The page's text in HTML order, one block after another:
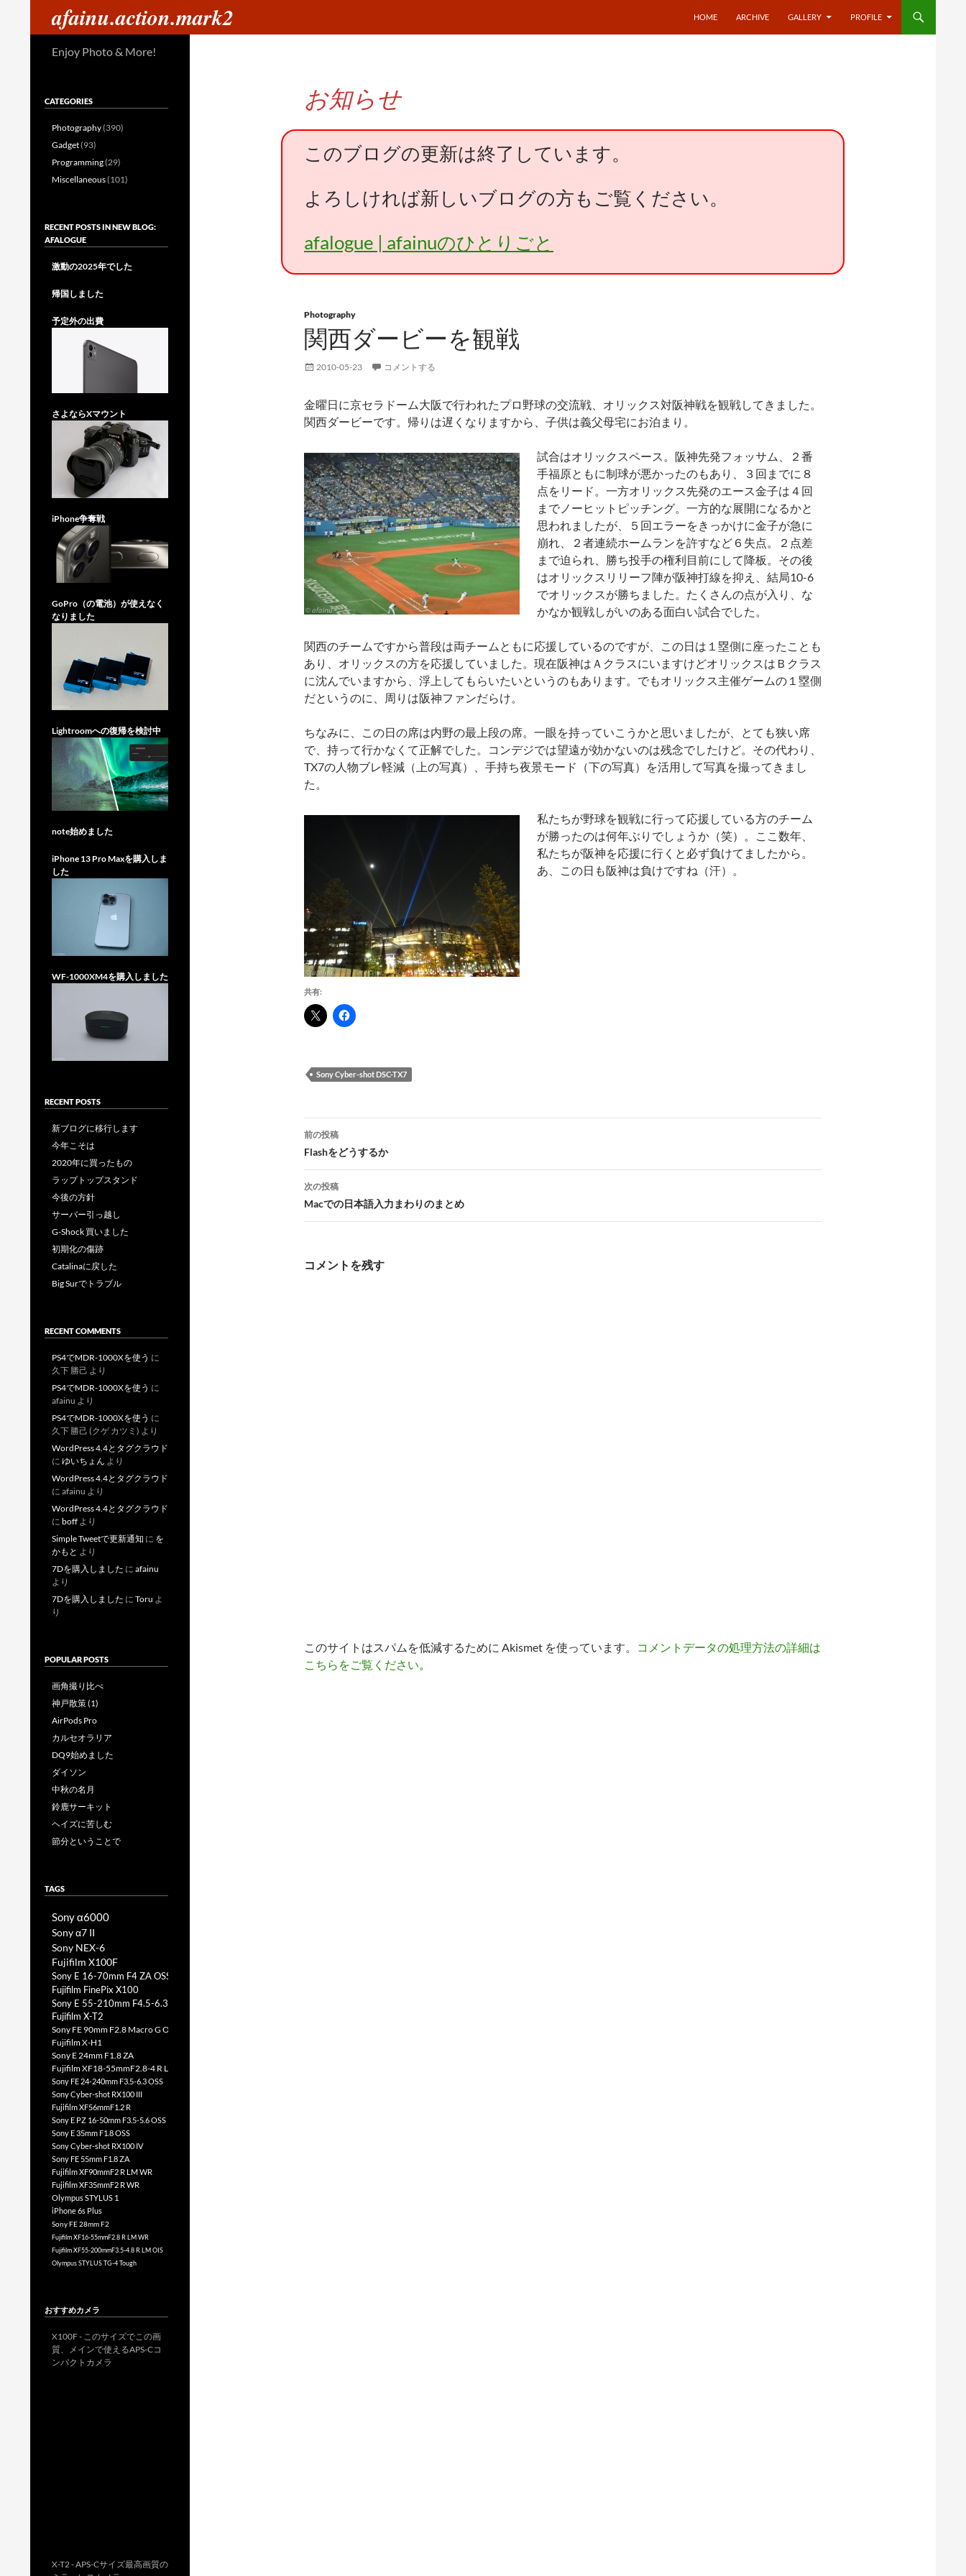
afainu.action.mark2 HOME ARCHIVE GALLERY PROFILE
お知らせ
このブログの更新は終了しています。
よろしければ新しいブログの方もご覧ください。
afalogue | afainuのひとりごと
Photography
関西ダービーを観戦
2010-05-23 コメントする
金曜日に京セラドーム大阪で行われたプロ野球の交流戦、オリックス対阪神戦を観戦してきました。
関西ダービーです。帰りは遅くなりますから、子供は義父母宅にお泊まり。
試合はオリックスペース。阪神先発フォッサム、２番
手福原ともに制球が悪かったのもあり、３回までに８
点をリード。一方オリックス先発のエース金子は４回
までノーヒットピッチング。一方的な展開になるかと
思われましたが、５回エラーをきっかけに金子が急に
崩れ、２者連続ホームランを許すなど６失点。２点差
まで迫られ、勝ち投手の権利目前にして降板。その後
はオリックスリリーフ陣が阪神打線を抑え、結局10-6
でオリックスが勝ちました。たくさんの点が入り、な
かなか観戦しがいのある面白い試合でした。
関西のチームですから普段は両チームともに応援しているのですが、この日は１塁側に座ったことも
あり、オリックスの方を応援していました。現在阪神はＡクラスにいますけどオリックスはＢクラス
に沈んでいますから、浮上してもらいたいというのもあります。でもオリックス主催ゲームの１塁側
だというのに、周りは阪神ファンだらけ。
ちなみに、この日の席は内野の最上段の席。一眼を持っていこうかと思いましたが、とても狭い席
で、持って行かなくて正解でした。コンデジでは望遠が効かないのは残念でしたけど。その代わり、
TX7の人物ブレ軽減（上の写真）、手持ち夜景モード（下の写真）を活用して写真を撮ってきまし
た。
私たちが野球を観戦に行って応援している方のチーム
が勝ったのは何年ぶりでしょうか（笑）。ここ数年、
私たちが阪神を応援に行くと必ず負けてましたから。
あ、この日も阪神は負けですね（汗）。
共有:
Sony Cyber-shot DSC-TX7
投
稿
ナ
ビ
ゲ
前の投稿
Flashをどうするか
次の投稿
Macでの日本語入力まわりのまとめ
コメントを残す
このサイトはスパムを低減するために Akismet を使っています。
コメントデータの処理方法の詳細は
こちらをご覧ください。
Enjoy Photo & More!
CATEGORIES
Photography(390)
Gadget(93)
Programming(29)
Miscellaneous(101)
RECENT POSTS IN NEW BLOG:
AFALOGUE
激動の2025年でした
帰国しました
予定外の出費
さよならXマウント
iPhone争奪戦
GoPro（の電池）が使えなく
なりました
Lightroomへの復帰を検討中
note始めました
iPhone 13 Pro Maxを購入しま
した
WF-1000XM4を購入しました
RECENT POSTS
新ブログに移行します
今年こそは
2020年に買ったもの
ラップトップスタンド
今後の方針
サーバー引っ越し
G-Shock 買いました
初期化の傷跡
Catalinaに戻した
Big Surでトラブル
RECENT COMMENTS
PS4でMDR-1000Xを使う に
久下 勝己 より
PS4でMDR-1000Xを使う に
afainu より
PS4でMDR-1000Xを使う に
久下 勝己 (クゲ カツミ) より
WordPress 4.4とタグクラウド
に ゆいちょん より
WordPress 4.4とタグクラウド
に afainu より
WordPress 4.4とタグクラウド
に boff より
Simple Tweetで更新通知 に を
かもと より
7Dを購入しました に afainu
より
7Dを購入しました に Toru よ
り
POPULAR POSTS
画角撮り比べ
神戸散策 (1)
AirPods Pro
カルセオラリア
DQ9始めました
ダイソン
中秋の名月
鈴鹿サーキット
ヘイズに苦しむ
節分ということで
TAGS
Sony α6000
Sony α7 II
Sony NEX-6
Fujifilm X100F
Sony E 16-70mm F4 ZA OSS
Fujifilm FinePix X100
Sony E 55-210mm F4.5-6.3 OSS
Fujifilm X-T2
Sony FE 90mm F2.8 Macro G OSS
Fujifilm X-H1
Sony E 24mm F1.8 ZA
Fujifilm XF18-55mmF2.8-4 R LM OIS
Sony FE 24-240mm F3.5-6.3 OSS
Sony Cyber-shot RX100 III
Fujifilm XF56mmF1.2 R
Sony E PZ 16-50mm F3.5-5.6 OSS
Sony E 35mm F1.8 OSS
Sony Cyber-shot RX100 IV
Sony FE 55mm F1.8 ZA
Fujifilm XF90mmF2 R LM WR
Fujifilm XF35mmF2 R WR
Olympus STYLUS 1
iPhone 6s Plus
Sony FE 28mm F2
Fujifilm XF16-55mmF2.8 R LM WR
Fujifilm XF55-200mmF3.5-4.8 R LM OIS
Olympus STYLUS TG-4 Tough
おすすめカメラ
X100F - このサイズでこの画
質、メインで使えるAPS-Cコ
ンパクトカメラ
X-T2 - APS-Cサイズ最高画質の